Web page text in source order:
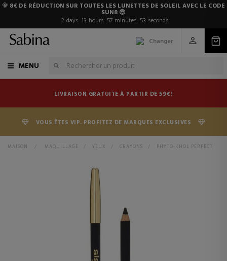
🌞 8€ DE RÉDUCTION SUR TOUTES LES LUNETTES DE SOLEIL AVEC LE CODE
SUN8 😎
2 days 13 hours 57 minutes 53 seconds
Changer
MENU
LIVRAISON GRATUITE À PARTIR DE 59€!
VOUS ÊTES VIP. PROFITEZ DE MARQUES EXCLUSIVES
MAISON > MAQUILLAGE > YEUX > CRAYONS > PHYTO-KHOL PERFECT